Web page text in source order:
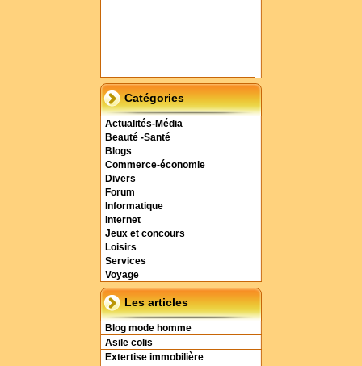
Catégories
Actualités-Média
Beauté -Santé
Blogs
Commerce-économie
Divers
Forum
Informatique
Internet
Jeux et concours
Loisirs
Services
Voyage
Les articles
Blog mode homme
Asile colis
Extertise immobilière